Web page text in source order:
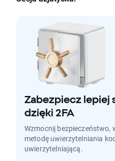
Zabezpiecz lepiej
dzięki 2FA
Wzmocnij bezpieczeństwo,
metodę uwierzytelniania
uwierzytelniającą.